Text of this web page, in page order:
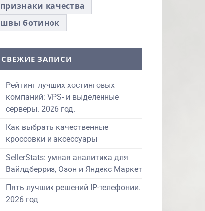
признаки качества
швы ботинок
СВЕЖИЕ ЗАПИСИ
Рейтинг лучших хостинговых
компаний: VPS- и выделенные
серверы. 2026 год.
Как выбрать качественные
кроссовки и аксессуары
SellerStats: умная аналитика для
Вайлдберриз, Озон и Яндекс Маркет
Пять лучших решений IP-телефонии.
2026 год